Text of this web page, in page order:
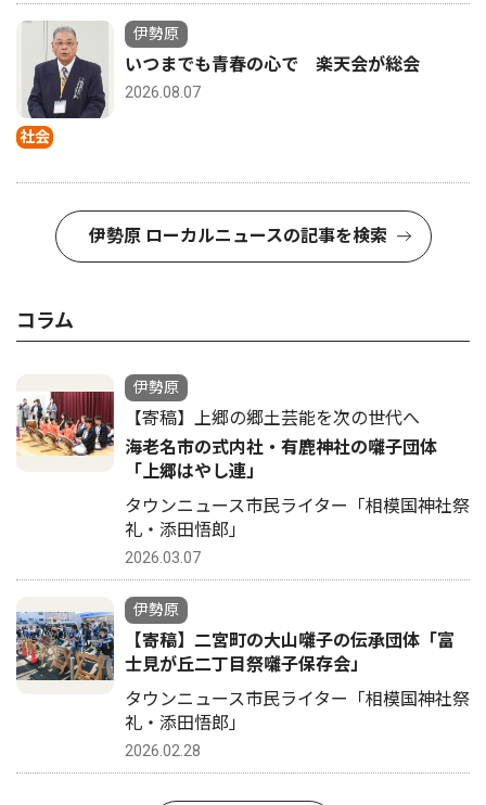
社会
伊勢原
いつまでも青春の心で 楽天会が総会
2026.08.07
伊勢原 ローカルニュースの記事を検索
コラム
伊勢原
【寄稿】上郷の郷土芸能を次の世代へ
海老名市の式内社・有鹿神社の囃子団体
「上郷はやし連」
タウンニュース市民ライター「相模国神社祭
礼・添田悟郎」
2026.03.07
伊勢原
【寄稿】二宮町の大山囃子の伝承団体「富
士見が丘二丁目祭囃子保存会」
タウンニュース市民ライター「相模国神社祭
礼・添田悟郎」
2026.02.28